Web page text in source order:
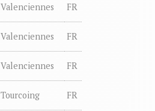
Valenciennes FR
Valenciennes FR
Valenciennes FR
Tourcoing FR